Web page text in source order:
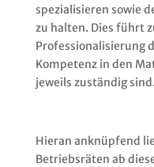
spezialisieren sowie
zu halten. Dies führt
Professionalisierung
Kompetenz in den
jeweils zuständig sind.
Hieran anknüpfend
Betriebsräten ab